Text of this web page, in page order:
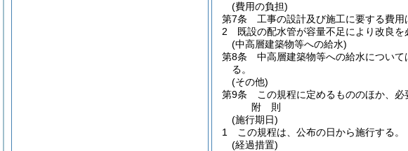
(費用の負担)
第7条
工事の設計及び施工に要する費用
2
既設の配水管が容量不足により改良
(中高層建築物等への給水)
第8条
中高層建築物等への給水について
る。
(その他)
第9条
この規程に定めるもののほか、
附 則
(施行期日)
1
この規程は、公布の日から施行する。
(経過措置)